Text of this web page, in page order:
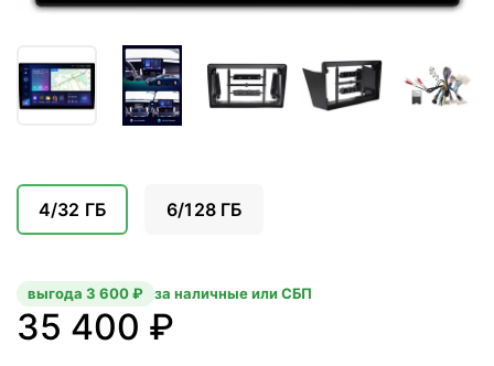
4/32 ГБ 6/128 ГБ
35 400 ₽
выгода 3 600 ₽ за наличные или СБП